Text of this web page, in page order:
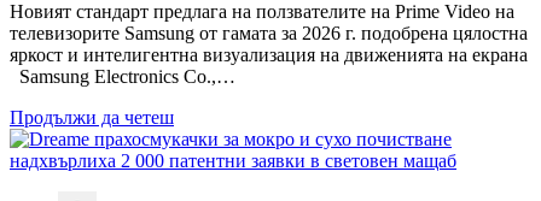
Новият стандарт предлага на ползвателите на Prime Video на
телевизорите Samsung от гамата за 2026 г. подобрена цялостна
яркост и интелигентна визуализация на движенията на екрана
Samsung Electronics Co.,…
Продължи да четеш